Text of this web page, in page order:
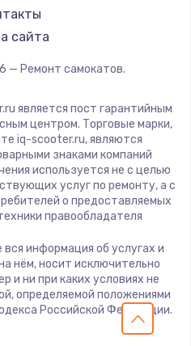
сайта
— Ремонт самокатов.
является пост гарантийным
центром. Торговые марки,
iq-scooter.ru, являются
знаками компаний
используется не с целью
услуг по ремонту, а с
о предоставляемых
правообладателя
информация об услугах и
нём, носит исключительно
и ни при каких условиях не
определяемой положениями
Российской Федерации.